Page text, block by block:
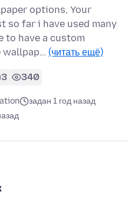
options, Your
so far i have used many
to have a custom
wallpap… (читать ещё)
3 340
задан 1 год назад